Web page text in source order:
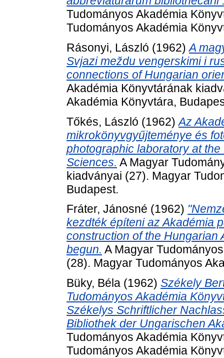
Tudományos Akadémia
Tudományos Akadémia
Rásonyi, László (1962)A
Svjazi meždu vengerskimi i
connections of Hungarian
Akadémia Könyvtárának
Akadémia Könyvtára,
Tőkés, László (1962)Az
mikrokönyvgyűjteménye és
photographic laboratory at
Sciences. A Magyar
kiadványai (27). Magyar
Budapest.
Fráter, Jánosné (1962)
kezdték építeni az Akadémia
construction of the Hungarian
begun. A Magyar
(28). Magyar Tudományos
Büky, Béla (1962) Székely
Tudományos Akadémia
Székelys Schriftlicher
Bibliothek der Ungarischen
Tudományos Akadémia
Tudományos Akadémia